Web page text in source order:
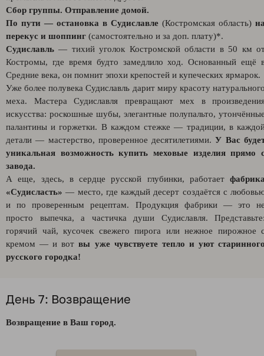
Сбор группы. Отправление домой.
По пути — остановка в Судиславле (Костромская область)
перекус и шоппинг (самостоятельно и за доп. плату)*.
Судиславль— тихий уголок Костромской области в 50 км
Костромы, где время будто замедлило ход. Основанный ещё
Средние века, он помнит эпохи крепостей и купеческих ярмарок.
Уже более полувека Судиславль дарит миру красоту
меха. Мастера Судиславля превращают мех в
искусства: роскошные шубы, элегантные полупальто,
палантины и горжетки. В каждом стежке — традиции, в
детали — мастерство, проверенное десятилетиями.У Вас
уникальная возможность купить меховые изделия прямо
завода.
А еще, здесь, в сердце русской глубинки, работает
«Судисласть» — место, где каждый десерт создаётся с
и по проверенным рецептам. Продукция фабрики — это
просто выпечка, а частичка души Судиславля.
горячий чай, кусочек свежего пирога или нежное пирожное
кремом — и вотвы уже чувствуете тепло и уют
русского городка!
День 7: Возвращение
Возвращение в Ваш город.